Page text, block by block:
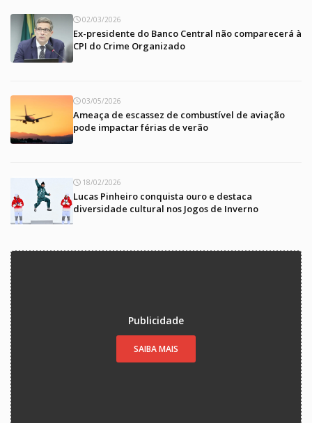
02/03/2026
Ex-presidente do Banco Central não comparecerá à
CPI do Crime Organizado
03/05/2026
Ameaça de escassez de combustível de aviação
pode impactar férias de verão
18/02/2026
Lucas Pinheiro conquista ouro e destaca
diversidade cultural nos Jogos de Inverno
Publicidade
SAIBA MAIS